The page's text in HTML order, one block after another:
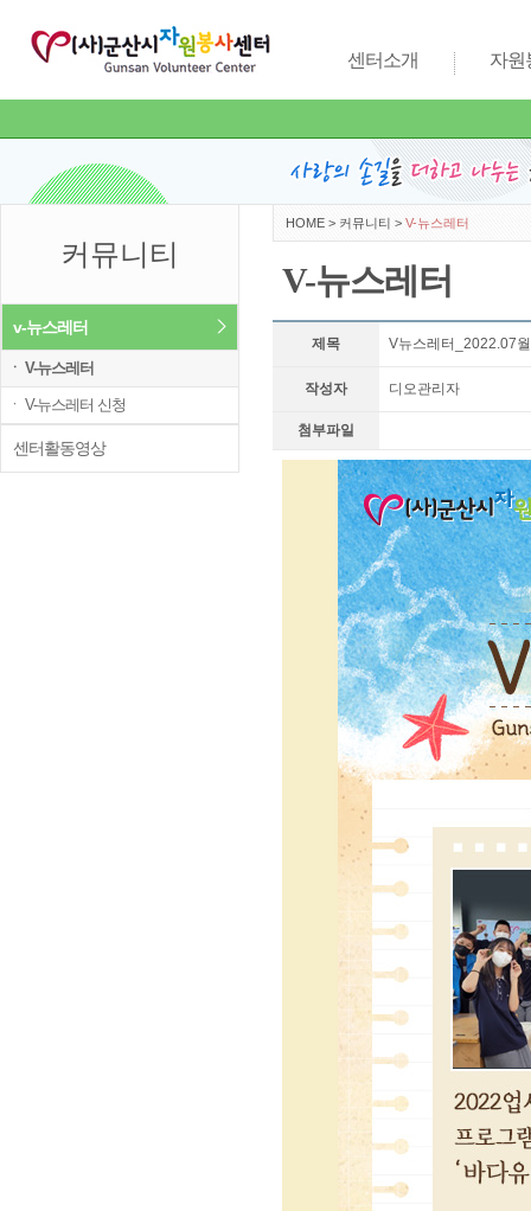
센터소개 자원
커뮤니티
v-뉴스레터
ㆍ V-뉴스레터
ㆍ V-뉴스레터 신청
센터활동영상
HOME > 커뮤니티 > V-뉴스레터
V-뉴스레터
제목 V뉴스레터_2022.07
작성자 디오관리자
첨부파일